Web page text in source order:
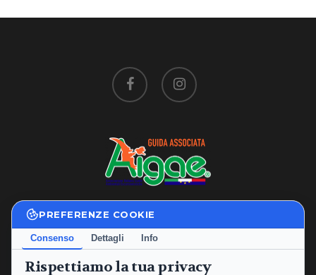
PREFERENZE COOKIE
Consenso Dettagli Info
Rispettiamo la tua privacy
facebook instagram
Privacy Policy|Cookie Policy
Termini e Condizioni